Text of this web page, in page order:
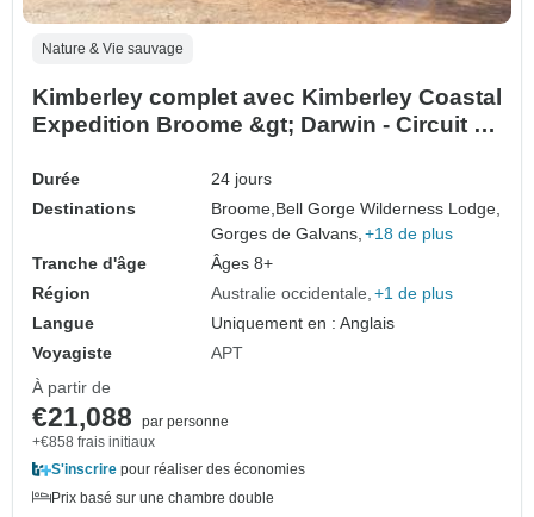
Nature & Vie sauvage
Kimberley complet avec Kimberley Coastal
Expedition Broome &gt; Darwin - Circuit en
Durée
24 jours
Destinations
Broome,Bell Gorge Wilderness Lodge,
Gorges de Galvans, +18 de plus
Tranche d'âge
Âges 8+
Région
Australie occidentale +1 de plus
Langue
Uniquement en : Anglais
Voyagiste
APT
À partir de
€21,088
par personne
+€858 frais initiaux
S'inscrire pour réaliser des économies
Prix basé sur une chambre double